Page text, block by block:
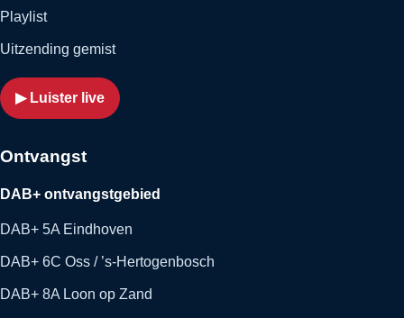
Playlist
Uitzending gemist
▶ Luister live
Ontvangst
DAB+ ontvangstgebied
DAB+ 5A Eindhoven
DAB+ 6C Oss / ’s-Hertogenbosch
DAB+ 8A Loon op Zand